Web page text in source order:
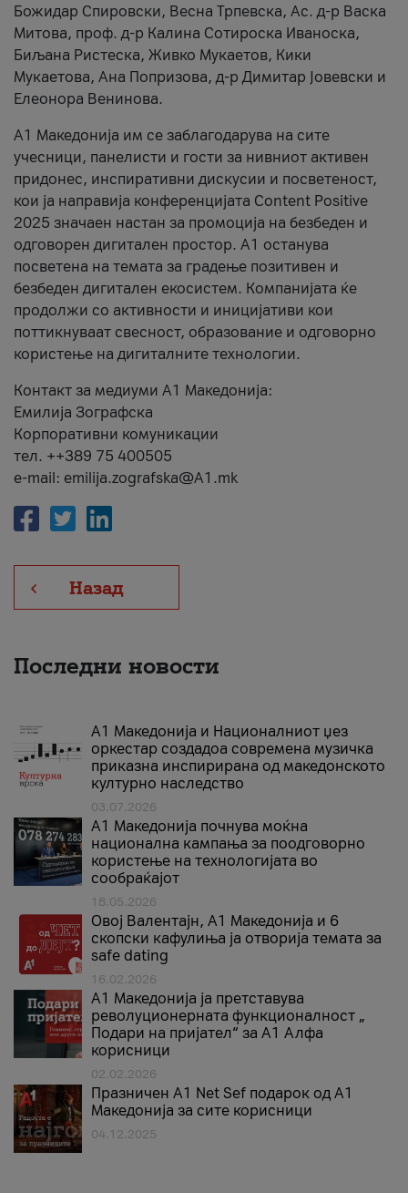
Божидар Спировски, Весна Трпевска, Ас. д-р Васка
Митова, проф. д-р Калина Сотироска Иваноска,
Биљана Ристеска, Живко Мукаетов, Кики
Мукаетова, Ана Попризова, д-р Димитар Јовевски и
Елеонора Венинова.
А1 Македонија им се заблагодарува на сите
учесници, панелисти и гости за нивниот активен
придонес, инспиративни дискусии и посветеност,
кои ја направија конференцијата Content Positive
2025 значаен настан за промоција на безбеден и
одговорен дигитален простор. А1 останува
посветена на темата за градење позитивен и
безбеден дигитален екосистем. Компанијата ќе
продолжи со активности и иницијативи кои
поттикнуваат свесност, образование и одговорно
користење на дигиталните технологии.
Контакт за медиуми А1 Македонија:
Емилија Зографска
Корпоративни комуникации
тел. ++389 75 400505
e-mail: emilija.zografska@A1.mk
Назад
Последни новости
А1 Македонија и Националниот џез
оркестар создадоа современа музичка
приказна инспирирана од македонското
културно наследство
03.07.2026
A1 Македонија почнува моќна
национална кампања за поодговорно
користење на технологијата во
сообраќајот
18.05.2026
Овој Валентајн, A1 Македонија и 6
скопски кафулиња ја отворија темата за
safe dating
16.02.2026
А1 Македонија ја претставува
револуционерната функционалност „
Подари на пријател“ за А1 Алфа
корисници
02.02.2026
Празничен A1 Net Sеf подарок од А1
Македонија за сите корисници
04.12.2025